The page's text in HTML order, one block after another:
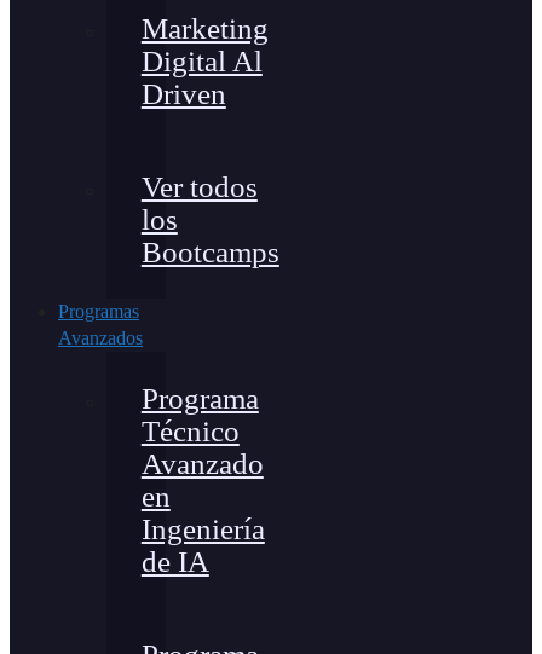
Marketing
Digital Al
Driven
Ver todos
los
Bootcamps
Programas
Avanzados
Programa
Técnico
Avanzado
en
Ingeniería
de IA